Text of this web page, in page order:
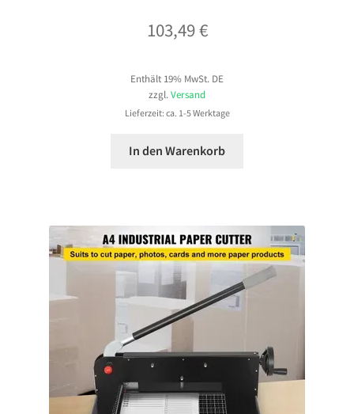
103,49€
Enthält 19% MwSt. DE
zzgl. Versand
Lieferzeit: ca. 1-5 Werktage
In den Warenkorb